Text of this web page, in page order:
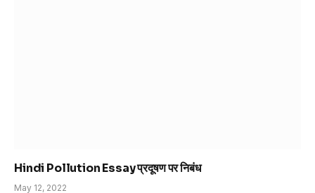
Hindi Pollution Essay प्रदूषण पर निबंध
May 12, 2022